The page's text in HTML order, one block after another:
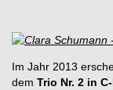
Im Jahr 2013
dem Trio Nr. 2 in